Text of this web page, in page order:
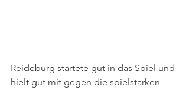
Reideburg startete gut in das Spiel und
hielt gut mit gegen die spielstarken